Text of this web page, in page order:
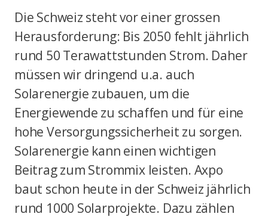
Die Schweiz steht vor einer grossen
Herausforderung: Bis 2050 fehlt jährlich
rund 50 Terawattstunden Strom. Daher
müssen wir dringend u.a. auch
Solarenergie zubauen, um die
Energiewende zu schaffen und für eine
hohe Versorgungssicherheit zu sorgen.
Solarenergie kann einen wichtigen
Beitrag zum Strommix leisten. Axpo
baut schon heute in der Schweiz jährlich
rund 1000 Solarprojekte. Dazu zählen